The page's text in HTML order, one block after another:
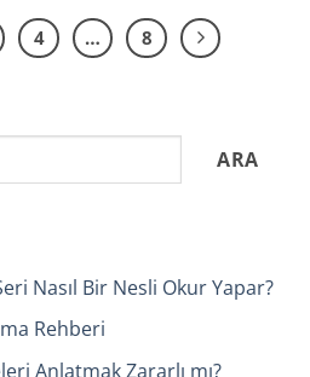
4 … 8
ARA
Nasıl Bir Nesli Okur Yapar?
Rehberi
Anlatmak Zararlı mı?